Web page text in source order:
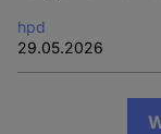
hpd
29.05.2026